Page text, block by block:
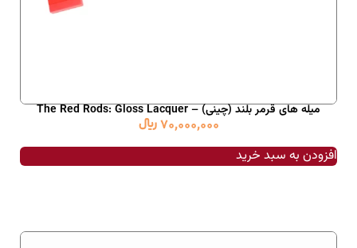
میله های قرمر بلند (چینی) – The Red Rods: Gloss Lacquer
70,000,000 ﷼
افزودن به سبد خرید